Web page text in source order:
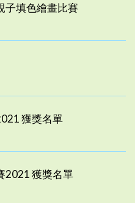
子填色繪畫比賽
獲獎名單
2021 獲獎名單